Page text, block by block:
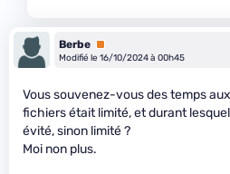
Berbe Premium
Modifié le 16/10/2024 à 00h45
Vous souvenez-vous des temps
fichiers était limité, et durant
évité, sinon limité ?
Moi non plus.